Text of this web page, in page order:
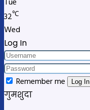
32℃
Wed
Log In
Remember me
Log In
गुमशुदा